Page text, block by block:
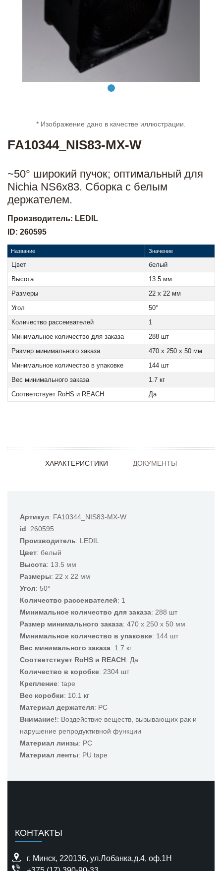
* Изображение дано в качестве иллюстрации.
FA10344_NIS83-MX-W
~50° широкий пучок; оптимальный для
Nichia NS6x83. Сборка с белым
держателем.
Производитель: LEDIL
ID: 260595
Название Значение
Цвет
белый
Высота
13.5 мм
Размеры
22 x 22 мм
Угол
50°
Количество рассеивателей
1
Минимальное количество для заказа
288 шт
Размер минимального заказа
470 x 250 x 50 мм
Минимальное количество в упаковке
144 шт
Вес минимального заказа
1.7 кг
Соответствует RoHS и REACH
Да
ХАРАКТЕРИСТИКИ ДОКУМЕНТЫ
Артикул: FA10344_NIS83-MX-W
id: 260595
Производитель: LEDIL
Цвет: белый
Высота: 13.5 мм
Размеры: 22 x 22 мм
Угол: 50°
Количество рассеивателей: 1
Минимальное количество для заказа: 288 шт
Размер минимального заказа: 470 x 250 x 50 мм
Минимальное количество в упаковке: 144 шт
Вес минимального заказа: 1.7 кг
Соответствует RoHS и REACH: Да
Количество в коробке: 2304 шт
Крепление: tape
Вес коробки: 10.1 кг
Материал держателя: PC
Внимание!: Воздействие веществ, вызывающих рак и
нарушение репродуктивной функции
Материал линзы: PC
Материал ленты: PU tape
КОНТАКТЫ
г. Минск, 220136, ул.Лобанка,д.4, оф.1H